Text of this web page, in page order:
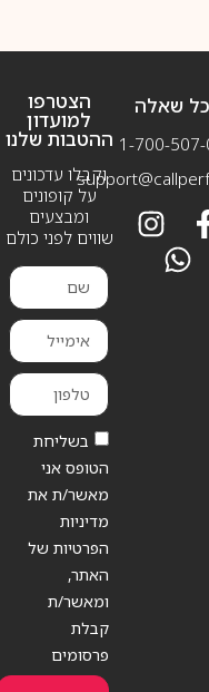
שאלה
1-700-
הצטרפו
למועדון
ההטבות שלנו
וקבלו עדכונים
על קופונים
ומבצעים
שווים לפני כולם
בשליחת
הטופס אני
מאשר/ת את
מדיניות
הפרטיות של
האתר,
ומאשר/ת
קבלת
פרסומים